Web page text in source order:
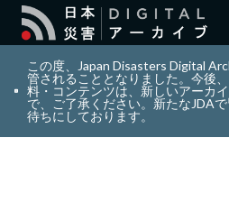
search 検
layers コレク
この度、Japan Disasters Digital
管されることとなりました。今後
料・コンテンツは、新しいアーカ
で、ご了承ください。新たなJDA
待ちにしております。